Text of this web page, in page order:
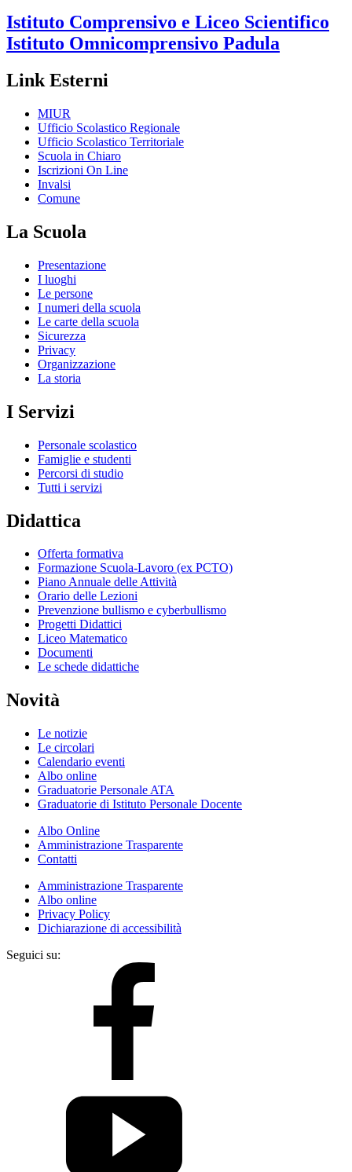
Istituto Comprensivo e Liceo Scientifico
Istituto Omnicomprensivo Padula
Link Esterni
MIUR
Ufficio Scolastico Regionale
Ufficio Scolastico Territoriale
Scuola in Chiaro
Iscrizioni On Line
Invalsi
Comune
La Scuola
Presentazione
I luoghi
Le persone
I numeri della scuola
Le carte della scuola
Sicurezza
Privacy
Organizzazione
La storia
I Servizi
Personale scolastico
Famiglie e studenti
Percorsi di studio
Tutti i servizi
Didattica
Offerta formativa
Formazione Scuola-Lavoro (ex PCTO)
Piano Annuale delle Attività
Orario delle Lezioni
Prevenzione bullismo e cyberbullismo
Progetti Didattici
Liceo Matematico
Documenti
Le schede didattiche
Novità
Le notizie
Le circolari
Calendario eventi
Albo online
Graduatorie Personale ATA
Graduatorie di Istituto Personale Docente
Albo Online
Amministrazione Trasparente
Contatti
Amministrazione Trasparente
Albo online
Privacy Policy
Dichiarazione di accessibilità
Seguici su: